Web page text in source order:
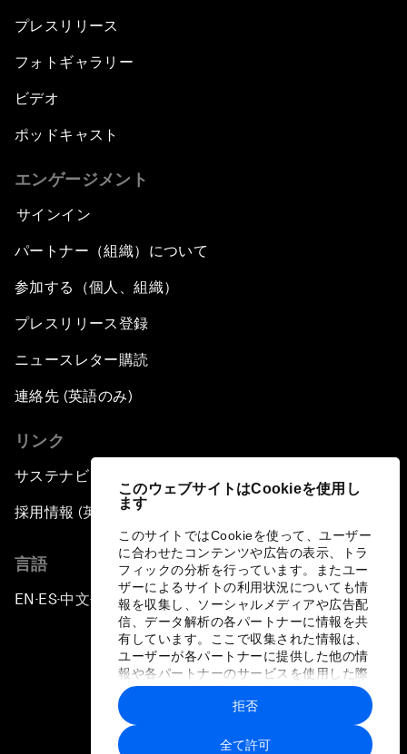
このウェブサイトはCookieを使用し
ます
このサイトではCookieを使って、ユーザー
に合わせたコンテンツや広告の表示、トラ
フィックの分析を行っています。またユー
ザーによるサイトの利用状況についても情
報を収集し、ソーシャルメディアや広告配
信、データ解析の各パートナーに情報を共
有しています。ここで収集された情報は、
ユーザーが各パートナーに提供した他の情
報や各パートナーのサービスを使用した際
に収集された情報と組み合わされ、各パー
トナーによって使用されることがありま
す。
全て許可
拒否
プレスリリース
フォトギャラリー
ビデオ
ポッドキャスト
エンゲージメント
サインイン
パートナー（組織）について
参加する（個人、組織）
プレスリリース登録
ニュースレター購読
連絡先 (英語のみ)
リンク
サステナビリティへの取り組み
採用情報 (英語のみ)
言語
EN ▪ES▪中文▪ 日本語
プライバシーポリシーと利用規約